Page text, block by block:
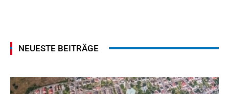
NEUESTE BEITRÄGE